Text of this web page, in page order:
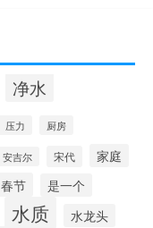
净水
压力 厨房
安吉尔 宋代
家庭
春节 是一个
水质 水龙头